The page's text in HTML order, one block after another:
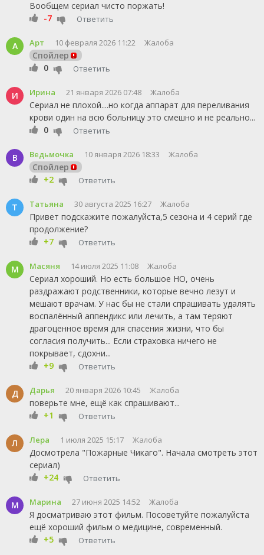
Вообщем сериал чисто поржать!
-7
Ответить
А Арт 10 февраля 2026 11:22 Жалоба
Спойлер
0
Ответить
И Ирина 21 января 2026 07:48 Жалоба
Сериал не плохой....но когда аппарат для переливания
крови один на всю больницу это смешно и не реально...
0
Ответить
В Ведьмочка 10 января 2026 18:33 Жалоба
Спойлер
+2
Ответить
Т Татьяна 30 августа 2025 16:27 Жалоба
Привет подскажите пожалуйста,5 сезона и 4 серий где
продолжение?
+7
Ответить
М Масяня 14 июля 2025 11:08 Жалоба
Сериал хороший. Но есть большое НО, очень
раздражают родственники, которые вечно лезут и
мешают врачам. У нас бы не стали спрашивать удалять
воспалённый аппендикс или лечить, а там теряют
драгоценное время для спасения жизни, что бы
согласия получить... Если страховка ничего не
покрывает, сдохни...
+9
Ответить
Д Дарья 20 января 2026 10:45 Жалоба
поверьте мне, ещё как спрашивают...
+1
Ответить
Л Лера 1 июля 2025 15:17 Жалоба
Досмотрела "Пожарные Чикаго". Начала смотреть этот
сериал)
+24
Ответить
М Марина 27 июня 2025 14:52 Жалоба
Я досматриваю этот фильм. Посоветуйте пожалуйста
ещё хороший фильм о медицине, современный.
+5
Ответить